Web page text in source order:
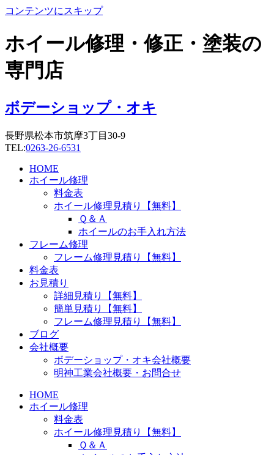
コンテンツにスキップ
ホイール修理・修正・塗装の
専門店
ボデーショップ・オキ
長野県松本市筑摩3丁目30-9
TEL:0263-26-6531
HOME
ホイール修理
料金表
ホイール修理見積り【無料】
Ｑ＆Ａ
ホイールのお手入れ方法
フレーム修理
フレーム修理見積り【無料】
料金表
お見積り
詳細見積り【無料】
簡単見積り【無料】
フレーム修理見積り【無料】
ブログ
会社概要
ボデーショップ・オキ会社概要
明神工業会社概要・お問合せ
HOME
ホイール修理
料金表
ホイール修理見積り【無料】
Ｑ＆Ａ